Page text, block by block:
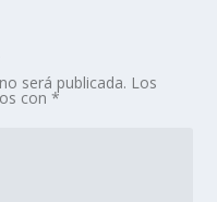
será publicada. Los
con*